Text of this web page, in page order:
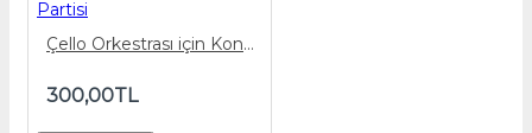
Çello Orkestrası için Konser Albümü - 2.Çello Partisi
300,00TL